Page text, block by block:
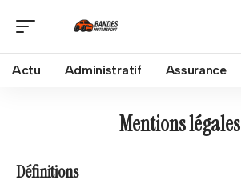
Actu Administratif Assurance
Mentions légales
Définitions